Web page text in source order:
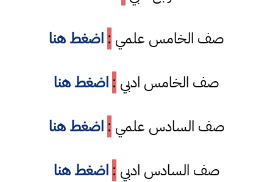
صف الخامس علمي : اضغط هنا
صف الخامس ادبي : اضغط هنا
صف السادس علمي : اضغط هنا
صف السادس ادبي : اضغط هنا